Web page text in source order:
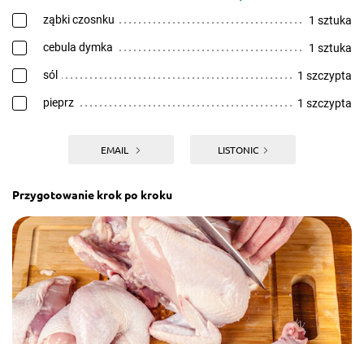
ząbki czosnku 1 sztuka
cebula dymka 1 sztuka
sól 1 szczypta
pieprz 1 szczypta
EMAIL LISTONIC
Przygotowanie krok po kroku